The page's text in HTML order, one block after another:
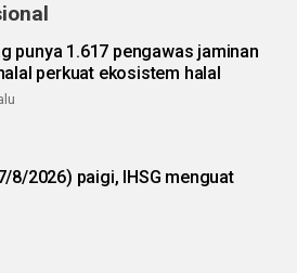
punya 1.617 pengawas jaminan
perkuat ekosistem halal
8/2026) paigi, IHSG menguat